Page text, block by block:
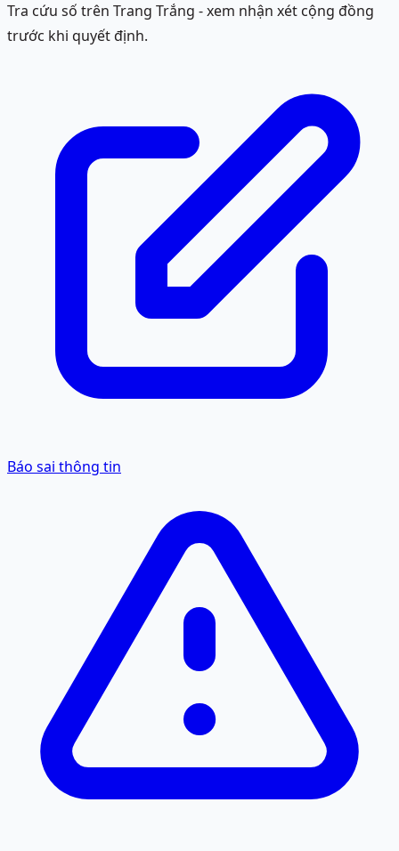
Tra cứu số trên Trang Trắng - xem nhận xét cộng đồng
trước khi quyết định.
Báo sai thông tin